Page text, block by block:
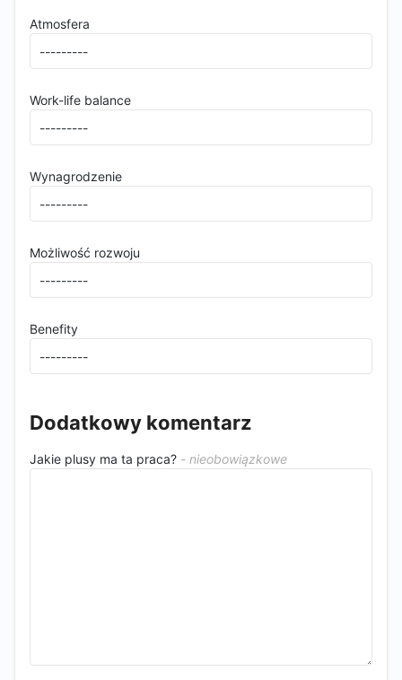
Atmosfera
Work-life balance
Wynagrodzenie
Możliwość rozwoju
Benefity
Dodatkowy komentarz
Jakie plusy ma ta praca?